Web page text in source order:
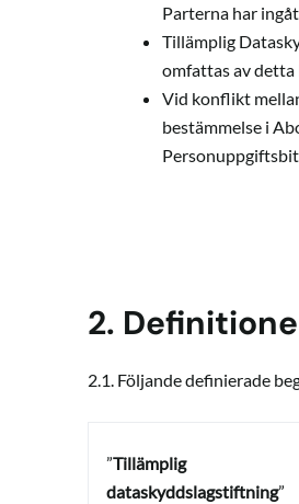
Parterna har
Tillämplig
omfattas av
Vid konflikt
bestämmelse i
2.
2.1. Följande definierade
”Tillämplig
dataskyddslagstiftning”